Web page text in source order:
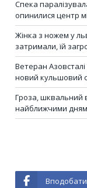
Спека
опинилися центр
Жінка з ножем у
затримали, їй
Ветеран
новий кульшовий
Гроза, шквальний
найближчими